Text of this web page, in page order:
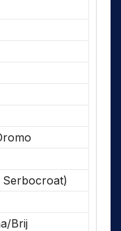
Serbocroat)
Brij